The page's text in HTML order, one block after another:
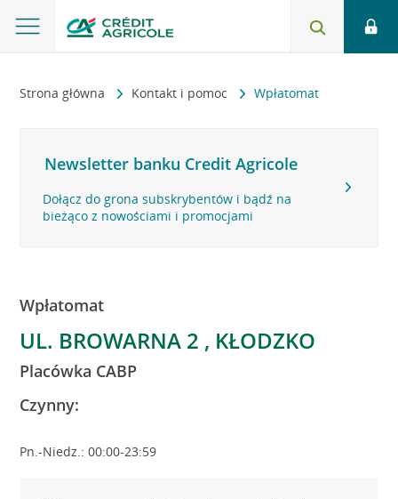
Strona główna Kontakt i pomoc Wpłatomat
Newsletter banku Credit Agricole
Dołącz do grona subskrybentów i bądź na
bieżąco z nowościami i promocjami
Wpłatomat
UL. BROWARNA 2 , KŁODZKO
Placówka CABP
Czynny:
Pn.-Niedz.: 00:00-23:59